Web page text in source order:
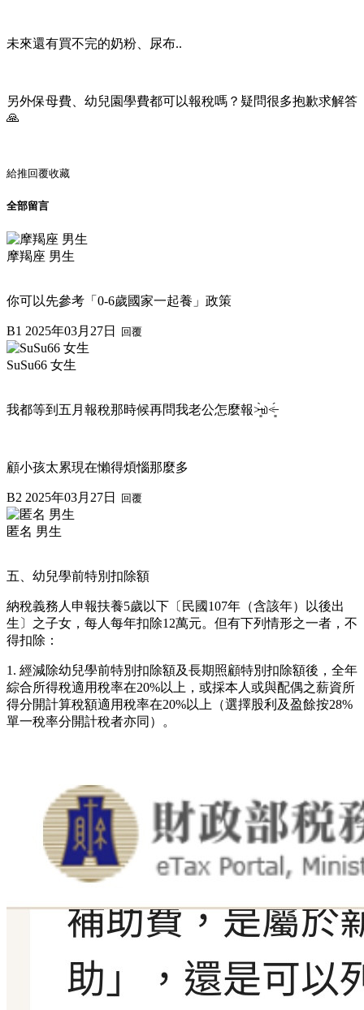
未來還有買不完的奶粉、尿布..
另外保母費、幼兒園學費都可以報稅嗎？疑問很多抱歉求解答
🙏
給推回覆收藏
全部留言
摩羯座 男生
你可以先參考「0-6歲國家一起養」政策
B1 2025年03月27日 回覆
SuSu66 女生
我都等到五月報稅那時候再問我老公怎麼報˃̶͈̀௰˂̶͈́
顧小孩太累現在懶得煩惱那麼多
B2 2025年03月27日 回覆
匿名 男生
五、幼兒學前特別扣除額
納稅義務人申報扶養5歲以下〔民國107年（含該年）以後出
生〕之子女，每人每年扣除12萬元。但有下列情形之一者，不
得扣除：
1. 經減除幼兒學前特別扣除額及長期照顧特別扣除額後，全年
綜合所得稅適用稅率在20%以上，或採本人或與配偶之薪資所
得分開計算稅額適用稅率在20%以上（選擇股利及盈餘按28%
單一稅率分開計稅者亦同）。